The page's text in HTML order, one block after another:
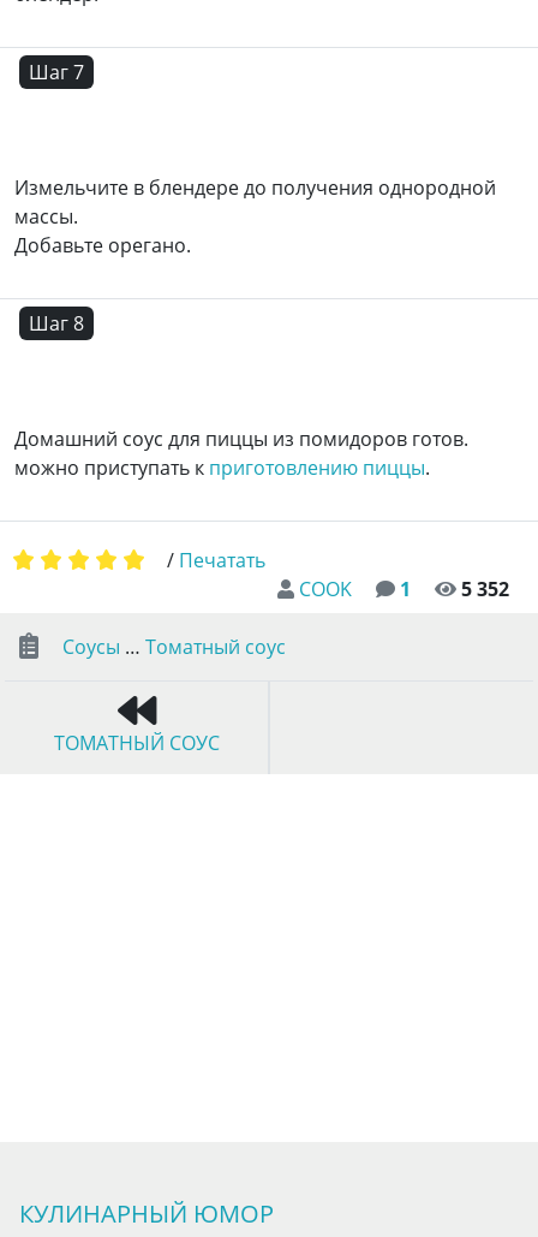
Шаг 7
Измельчите в блендере до получения однородной
массы.
Добавьте орегано.
Шаг 8
Домашний соус для пиццы из помидоров готов.
можно приступать к приготовлению пиццы.
COOK 1 5 352
/ Печатать
Соусы … Томатный соус
ТОМАТНЫЙ СОУС
КУЛИНАРНЫЙ ЮМОР